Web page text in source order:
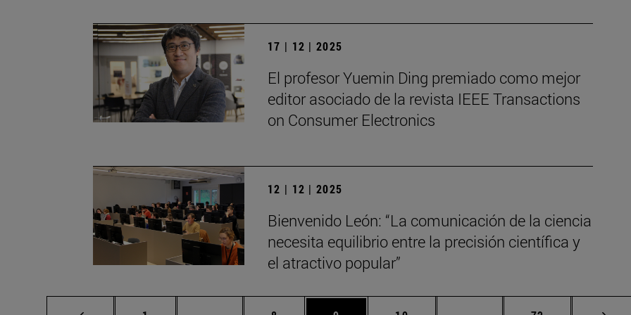
17 | 12 | 2025
El profesor Yuemin Ding premiado como mejor
editor asociado de la revista IEEE Transactions
on Consumer Electronics
12 | 12 | 2025
Bienvenido León: “La comunicación de la ciencia
necesita equilibrio entre la precisión científica y
el atractivo popular”